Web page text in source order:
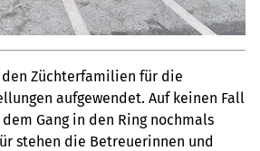
Züchterfamilien für die
aufgewendet. Auf keinen Fall
Gang in den Ring nochmals
stehen die Betreuerinnen und